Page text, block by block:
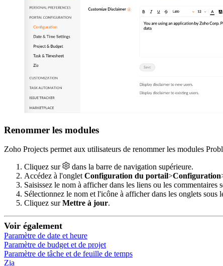
Renommer les modules
Zoho Projects permet aux utilisateurs de renommer les modules
Cliquez sur
dans la barre de navigation supérieure.
Accédez à l'onglet Configuration du portail>Configuration
Saisissez le nom à afficher dans les liens ou les commentaires
Sélectionnez le nom et l'icône à afficher dans les onglets sous
Cliquez surMettre à jour.
Voir également
Paramètre de date et heure
Paramètre de budget et de projet
Paramètre de tâche et de feuille de temps
Zia